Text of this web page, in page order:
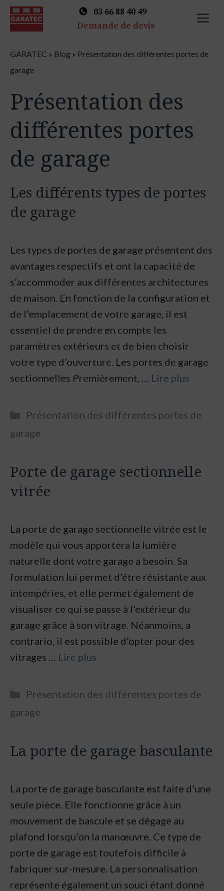
content
03 66 88 40 49
Demande de devis
GARATEC » Blog » Présentation des différentes portes de
garage
Présentation des
différentes portes
de garage
Les différents types de portes
de garage
Les types de portes de garage présentent des
avantages respectifs et ont la capacité de
s’accommoder aux différentes architectures
de maison. En fonction de la configuration et
de l’emplacement de votre garage, il est
essentiel de prendre en compte les
paramètres extérieurs et de bien choisir
votre type d’ouverture. Les portes de garage
sectionnelles Premièrement, … Lire plus
Categories
Présentation des différentes portes de
garage
Porte de garage sectionnelle
vitrée
La porte de garage sectionnelle vitrée est le
modèle qui vous apportera la lumière
naturelle dont votre garage a besoin. Sa
formulation lui permet d’être résistante aux
intempéries, et elle permet également de
visualiser ce qui se passe à l’extérieur du
garage grâce à son vitrage. Néanmoins, a
contrario, il est possible d’opter pour des
vitrages … Lire plus
Categories
Présentation des différentes portes de
garage
La porte de garage basculante
La porte de garage basculante est faite d’une
seule pièce. Elle fonctionne grâce à un
mouvement de bascule et se dégage au
plafond lorsqu’on la manœuvre. Ce type de
porte de garage est toutefois difficile à
fabriquer sur-mesure. La personnalisation
représente également un souci étant donné